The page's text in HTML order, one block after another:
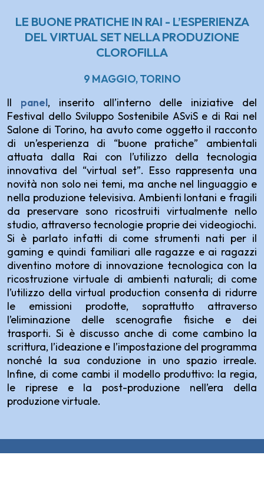
LE BUONE PRATICHE IN RAI - L’ESPERIENZA
DEL VIRTUAL SETNELLA PRODUZIONE
CLOROFILLA
9 MAGGIO, TORINO
Il panel, inserito all’interno delle iniziative del
Festival dello Sviluppo Sostenibile ASviS e di Rai nel
Salone di Torino, ha avuto come oggetto il racconto
di un’esperienza di “buone pratiche” ambientali
attuata dalla Rai con l’utilizzo della tecnologia
innovativa del “virtual set”. Esso rappresenta una
novità non solo nei temi, ma anche nel linguaggio e
nella produzione televisiva. Ambienti lontani e fragili
da preservare sono ricostruiti virtualmente nello
studio, attraverso tecnologie proprie dei videogiochi.
Si è parlato infatti di come strumenti nati per il
gaming e quindi familiari alle ragazze e ai ragazzi
diventino motore di innovazione tecnologica con la
ricostruzione virtuale di ambienti naturali; di come
l’utilizzo della virtual production consenta di ridurre
le emissioni prodotte, soprattutto attraverso
l’eliminazione delle scenografie fisiche e dei
trasporti. Si è discusso anche di come cambino la
scrittura, l’ideazione e l’impostazione del programma
nonché la sua conduzione in uno spazio irreale.
Infine, di come cambi il modello produttivo: la regia,
le riprese e la post-produzione nell’era della
produzione virtuale.